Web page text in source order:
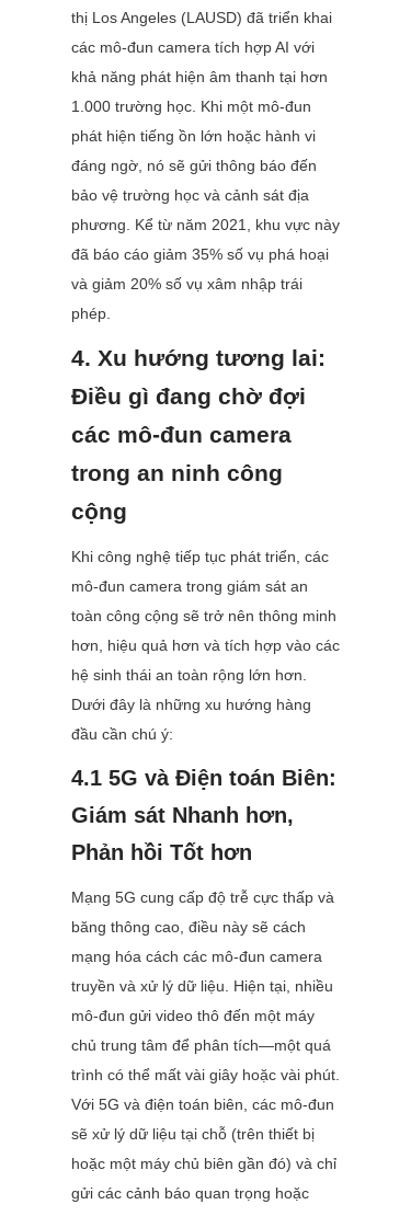
thị Los Angeles (LAUSD) đã triển khai
các mô-đun camera tích hợp AI với
khả năng phát hiện âm thanh tại hơn
1.000 trường học. Khi một mô-đun
phát hiện tiếng ồn lớn hoặc hành vi
đáng ngờ, nó sẽ gửi thông báo đến
bảo vệ trường học và cảnh sát địa
phương. Kể từ năm 2021, khu vực này
đã báo cáo giảm 35% số vụ phá hoại
và giảm 20% số vụ xâm nhập trái
phép.
4. Xu hướng tương lai:
Điều gì đang chờ đợi
các mô-đun camera
trong an ninh công
cộng
Khi công nghệ tiếp tục phát triển, các
mô-đun camera trong giám sát an
toàn công cộng sẽ trở nên thông minh
hơn, hiệu quả hơn và tích hợp vào các
hệ sinh thái an toàn rộng lớn hơn.
Dưới đây là những xu hướng hàng
đầu cần chú ý:
4.1 5G và Điện toán Biên:
Giám sát Nhanh hơn,
Phản hồi Tốt hơn
Mạng 5G cung cấp độ trễ cực thấp và
băng thông cao, điều này sẽ cách
mạng hóa cách các mô-đun camera
truyền và xử lý dữ liệu. Hiện tại, nhiều
mô-đun gửi video thô đến một máy
chủ trung tâm để phân tích—một quá
trình có thể mất vài giây hoặc vài phút.
Với 5G và điện toán biên, các mô-đun
sẽ xử lý dữ liệu tại chỗ (trên thiết bị
hoặc một máy chủ biên gần đó) và chỉ
gửi các cảnh báo quan trọng hoặc